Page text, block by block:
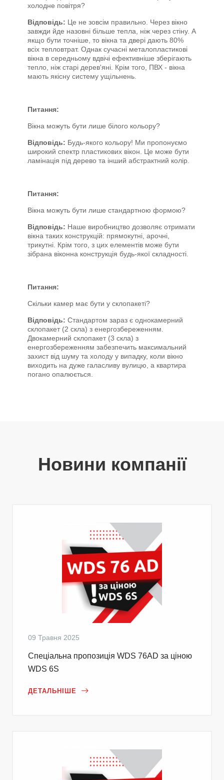
холодне повітря?
Відповідь: Це не зовсім правильно. Через вікно
завжди йде назовні більше тепла, ніж через стіну. А
якщо бути точніше, то вікна та двері дають 80%
всіх тепловтрат. Однак сучасні металопластикові
вікна в середньому вдвічі ефективніше зберігають
тепло, ніж старі дерев'яні. Крім того, ПВХ - вікна
мають якісну систему ущільнень.
Питання:
Вікна можуть бути лише білого кольору?
Відповідь: Будь-якого кольору! Ми пропонуємо
широкий спектр пластикових вікон. Це може бути
ламінація під дерево та інший абстрактний колір.
Питання:
Вікна можуть бути лише стандартною формою?
Відповідь: Наше виробництво дозволяє отримати
вікна таких конструкцій: прямокутні, арочні,
трикутні. Крім того, з цих елементів може бути
зібрана віконна конструкція будь-якої складності.
Питання:
Скільки камер має бути у склопакеті?
Відповідь: Стандартом зараз є однокамерний
склопакет (2 скла) з енергозбереженням.
Двокамерний склопакет (3 скла) з
енергозбереженням забезпечить максимальний
захист від шуму та холоду у випадку, коли вікно
виходить на дуже галасливу вулицю, а квартира
погано опалюється.
Новини компанії
09 Травня 2025
Cпеціальна пропозиція WDS 76AD за ціною
WDS 6S
ДЕТАЛЬНІШЕ